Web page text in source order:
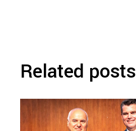
Related posts